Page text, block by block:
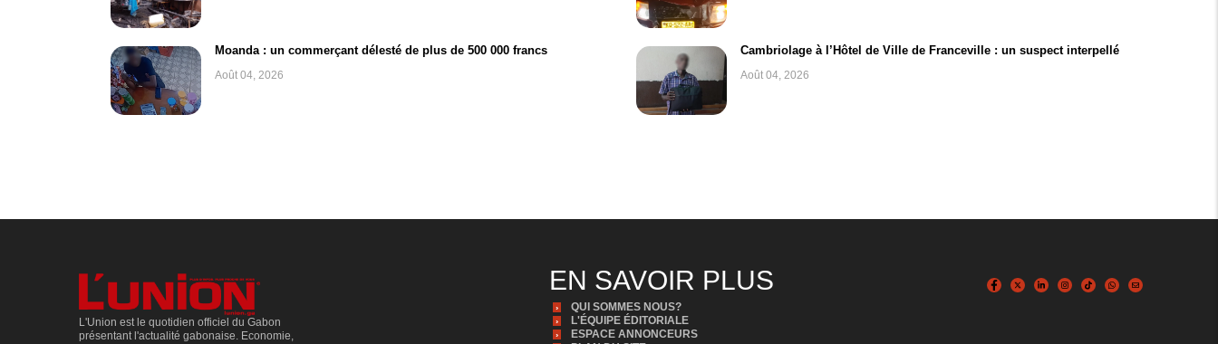
Moanda : un commerçant délesté de plus de 500 000 francs
Août 04, 2026
Cambriolage à l’Hôtel de Ville de Franceville : un suspect interpellé
Août 04, 2026
L'Union est le quotidien officiel du Gabon
présentant l'actualité gabonaise. Economie,
EN SAVOIR PLUS
QUI SOMMES NOUS?
L'ÉQUIPE ÉDITORIALE
ESPACE ANNONCEURS